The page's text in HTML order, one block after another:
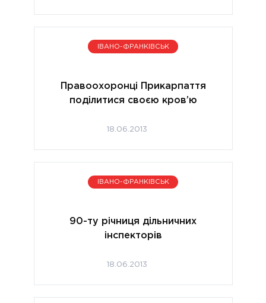
ІВАНО-ФРАНКІВСЬК
Правоохоронці Прикарпаття
поділитися своєю кров’ю
18.06.2013
ІВАНО-ФРАНКІВСЬК
90-ту річниця дільничних
інспекторів
18.06.2013